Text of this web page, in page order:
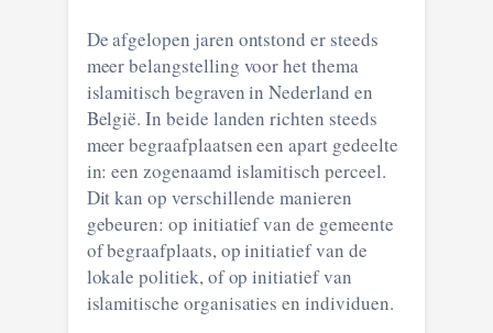
De afgelopen jaren ontstond er steeds
meer belangstelling voor het thema
islamitisch begraven in Nederland en
België. In beide landen richten steeds
meer begraafplaatsen een apart gedeelte
in: een zogenaamd islamitisch perceel.
Dit kan op verschillende manieren
gebeuren: op initiatief van de gemeente
of begraafplaats, op initiatief van de
lokale politiek, of op initiatief van
islamitische organisaties en individuen.